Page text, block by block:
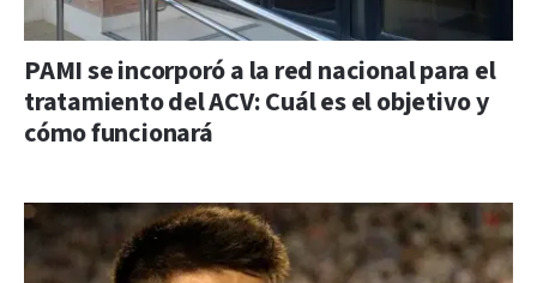
PAMI se incorporó a la red nacional para el
tratamiento del ACV: Cuál es el objetivo y
cómo funcionará